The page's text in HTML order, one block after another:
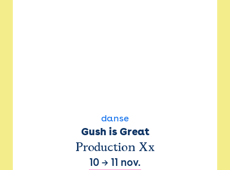
danse
Gush is Great
Production Xx
10 → 11 nov.